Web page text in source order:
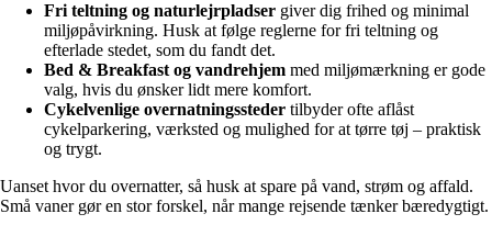
Fri teltning og naturlejrpladser giver dig frihed og minimal
miljøpåvirkning. Husk at følge reglerne for fri teltning og
efterlade stedet, som du fandt det.
Bed & Breakfast og vandrehjem med miljømærkning er gode
valg, hvis du ønsker lidt mere komfort.
Cykelvenlige overnatningssteder tilbyder ofte aflåst
cykelparkering, værksted og mulighed for at tørre tøj – praktisk
og trygt.
Uanset hvor du overnatter, så husk at spare på vand, strøm og affald.
Små vaner gør en stor forskel, når mange rejsende tænker bæredygtigt.